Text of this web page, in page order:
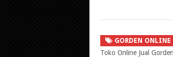
GORDEN ONLINE
Toko Online Jual